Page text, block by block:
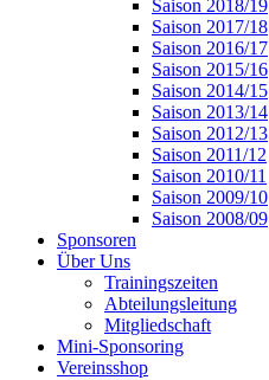
Saison 2018/19
Saison 2017/18
Saison 2016/17
Saison 2015/16
Saison 2014/15
Saison 2013/14
Saison 2012/13
Saison 2011/12
Saison 2010/11
Saison 2009/10
Saison 2008/09
Sponsoren
Über Uns
Trainingszeiten
Abteilungsleitung
Mitgliedschaft
Mini-Sponsoring
Vereinsshop